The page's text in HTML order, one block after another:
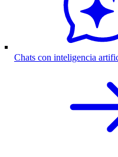
Chats con inteligencia